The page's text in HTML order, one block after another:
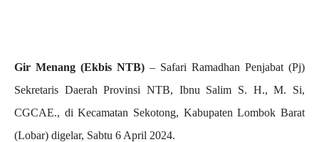
Gir Menang (Ekbis NTB) – Safari Ramadhan Penjabat (Pj)
Sekretaris Daerah Provinsi NTB, Ibnu Salim S. H., M. Si,
CGCAE., di Kecamatan Sekotong, Kabupaten Lombok Barat
(Lobar) digelar, Sabtu 6 April 2024.